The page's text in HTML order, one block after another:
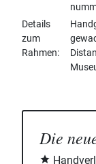
Details
zum
Rahmen
Die